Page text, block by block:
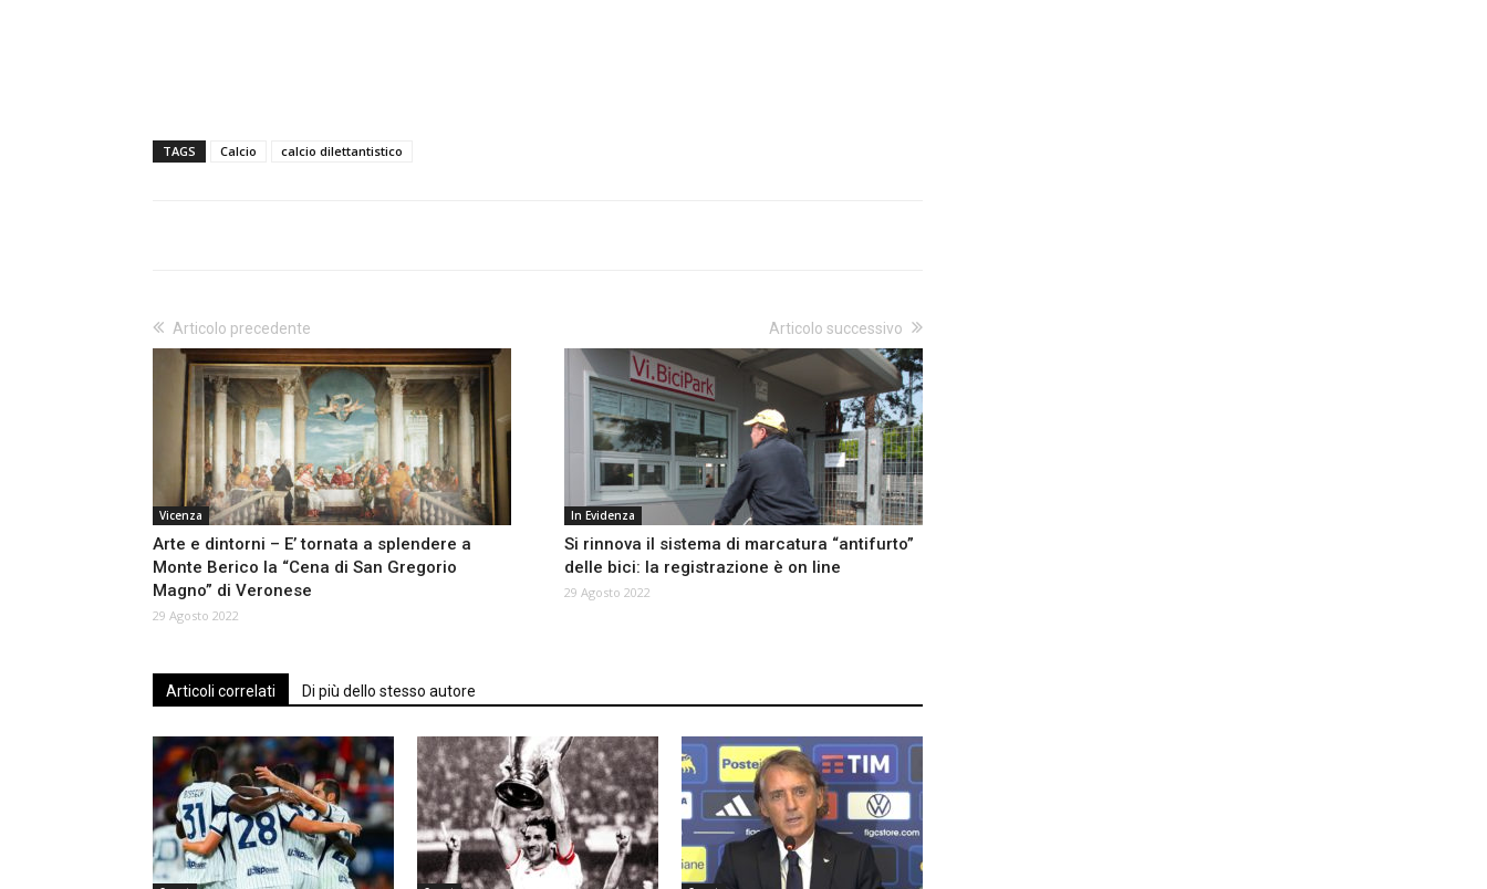
TAGS Calcio calcio dilettantistico
Articolo precedente
Vicenza
Arte e dintorni – E’ tornata a splendere a
Monte Berico la “Cena di San Gregorio
Magno” di Veronese
29 Agosto 2022
Articolo successivo
In Evidenza
Si rinnova il sistema di marcatura “antifurto”
delle bici: la registrazione è on line
29 Agosto 2022
Articoli correlati Di più dello stesso autore